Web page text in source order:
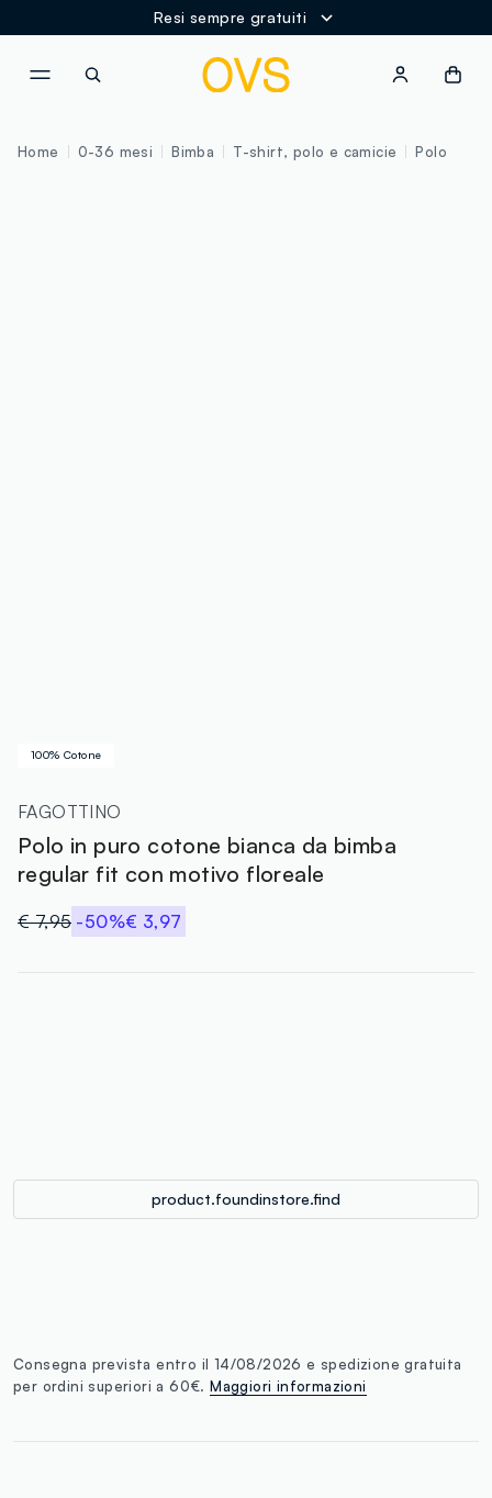
Resi sempre gratuiti
100% Cotone
Home 0-36 mesi Bimba T-shirt, polo e camicie Polo
FAGOTTINO
Polo in puro cotone bianca da bimba
regular fit con motivo floreale
€ 7,95 -50%€ 3,97
product.foundinstore.find
Consegna prevista entro il 14/08/2026 e spedizione gratuita
per ordini superiori a 60€.Maggiori informazioni